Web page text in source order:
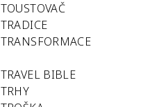
TOUSTOVAČ
TRADICE
TRANSFORMACE
TRAVEL BIBLE
TRHY